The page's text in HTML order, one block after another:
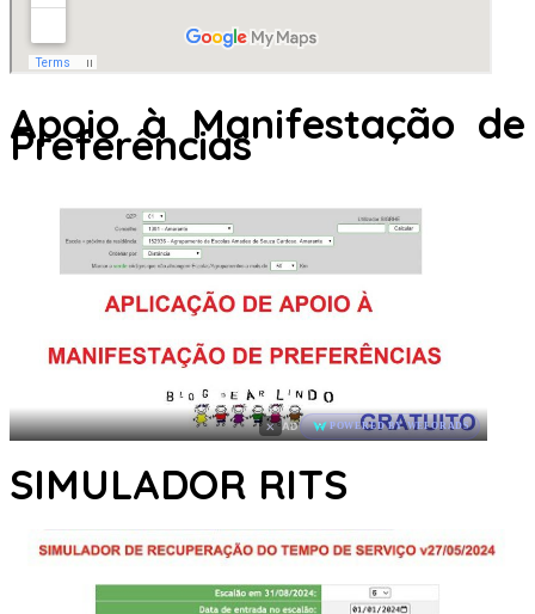
Apoio à Manifestação de
Preferências
× AD POWERED BY WEFORADS
SIMULADOR RITS